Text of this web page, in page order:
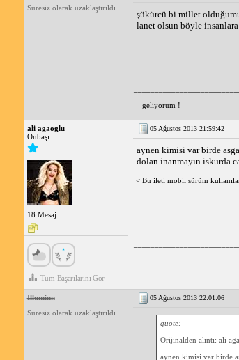
Süresiz olarak uzaklaştırıldı.
şükürcü bi millet
lanet olsun böyle insanlara
geliyorum !
ali agaoglu
Onbaşı
18 Mesaj
Tüm Başarılarını Gör
05 Ağustos 2013 21:59:42
aynen kimisi var birde
dolan inanmayın iskurda
< Bu ileti mobil sürüm
Illuminn
Süresiz olarak uzaklaştırıldı.
05 Ağustos 2013 22:01:06
quote:
Orijinalden alıntı: ali
aynen kimisi var birde